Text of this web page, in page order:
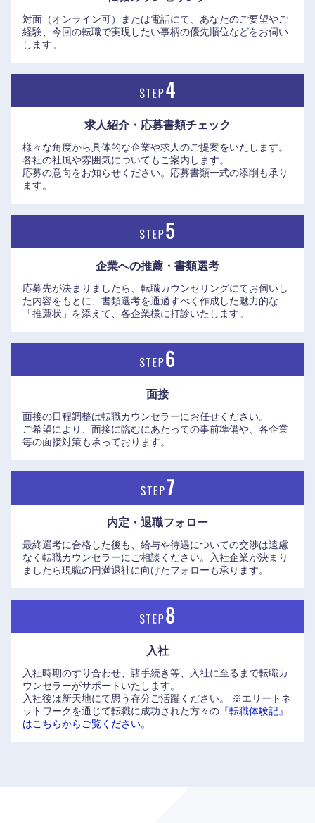
対面（オンライン可）または電話にて、あなたのご要望やご
経験、今回の転職で実現したい事柄の優先順位などをお伺い
します。
求人紹介・応募書類チェック
様々な角度から具体的な企業や求人のご提案をいたします。
各社の社風や雰囲気についてもご案内します。
応募の意向をお知らせください。応募書類一式の添削も承り
ます。
企業への推薦・書類選考
応募先が決まりましたら、転職カウンセリングにてお伺いし
た内容をもとに、書類選考を通過すべく作成した魅力的な
「推薦状」を添えて、各企業様に打診いたします。
面接
面接の日程調整は転職カウンセラーにお任せください。
ご希望により、面接に臨むにあたっての事前準備や、各企業
毎の面接対策も承っております。
内定・退職フォロー
最終選考に合格した後も、給与や待遇についての交渉は遠慮
なく転職カウンセラーにご相談ください。入社企業が決まり
ましたら現職の円満退社に向けたフォローも承ります。
入社
入社時期のすり合わせ、諸手続き等、入社に至るまで転職カ
ウンセラーがサポートいたします。
入社後は新天地にて思う存分ご活躍ください。
※エリートネ
ットワークを通じて転職に成功された方々の 『転職体験記』
はこちらからご覧ください。
長崎県 熊本県
鹿児島県 沖縄県